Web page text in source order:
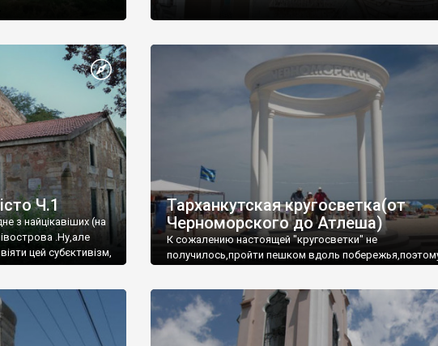
Ч.1
з найцікавіших (на
.Ну,але
цей субєктивізм,
Тарханкутская кругосветка(от
Черноморского до Атлеша)
К сожалению настоящей "кругосветки" не
получилось,пройти пешком вдоль